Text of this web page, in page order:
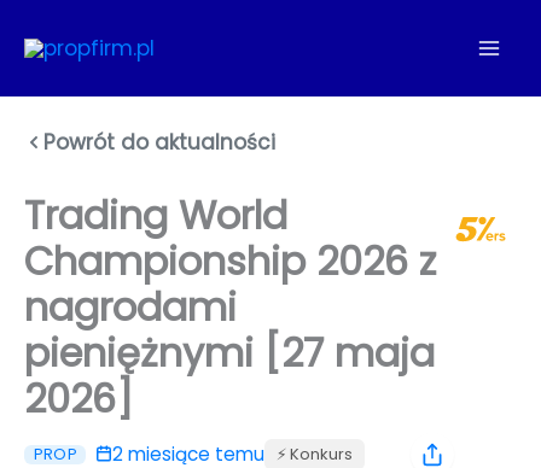
do
Powrót do aktualności
Trading World
Championship 2026 z
nagrodami
pieniężnymi [27 maja
2026]
PROP 2 miesiące temu ⚡️ Konkurs